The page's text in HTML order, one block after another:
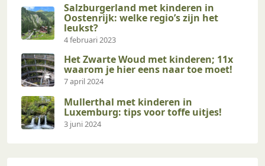
Salzburgerland met kinderen in
Oostenrijk: welke regio’s zijn het
leukst?
4 februari 2023
Het Zwarte Woud met kinderen; 11x
waarom je hier eens naar toe moet!
7 april 2024
Mullerthal met kinderen in
Luxemburg: tips voor toffe uitjes!
3 juni 2024